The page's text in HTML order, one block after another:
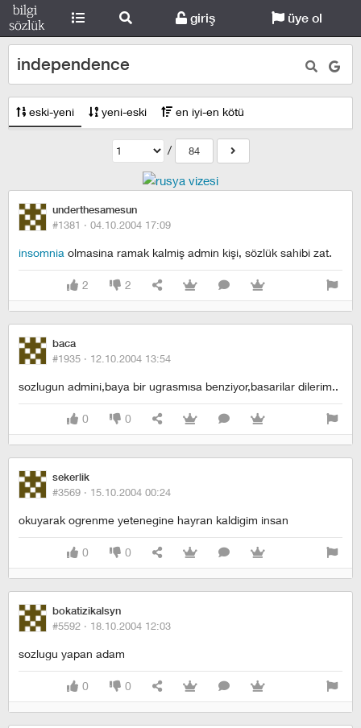
giriş üye ol
independence
eski-yeni yeni-eski en iyi-en kötü
/ 84
underthesamesun
#1381 · 04.10.2004 17:09
insomnia olmasina ramak kalmiş admin kişi, sözlük sahibi zat.
2 2
baca
#1935 · 12.10.2004 13:54
sozlugun admini,baya bir ugrasmısa benziyor,basarilar dilerim..
0 0
sekerlik
#3569 · 15.10.2004 00:24
okuyarak ogrenme yetenegine hayran kaldigim insan
0 0
bokatizikalsyn
#5592 · 18.10.2004 12:03
sozlugu yapan adam
0 0